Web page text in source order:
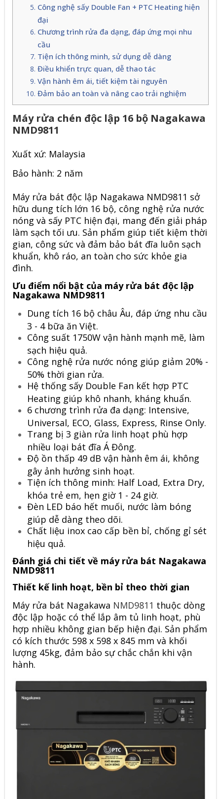
Công nghệ sấy Double Fan + PTC Heating hiện
đại
Chương trình rửa đa dạng, đáp ứng mọi nhu
cầu
Tiện ích thông minh, sử dụng dễ dàng
Điều khiển trực quan, dễ thao tác
Vận hành êm ái, tiết kiệm tài nguyên
Đảm bảo an toàn và nâng cao trải nghiệm
Máy rửa chén độc lập 16 bộ Nagakawa
NMD9811
Xuất xứ: Malaysia
Bảo hành: 2 năm
Máy rửa bát độc lập Nagakawa NMD9811 sở
hữu dung tích lớn 16 bộ, công nghệ rửa nước
nóng và sấy PTC hiện đại, mang đến giải pháp
làm sạch tối ưu. Sản phẩm giúp tiết kiệm thời
gian, công sức và đảm bảo bát đĩa luôn sạch
khuẩn, khô ráo, an toàn cho sức khỏe gia
đình.
Ưu điểm nổi bật của máy rửa bát độc lập
Nagakawa NMD9811
Dung tích 16 bộ châu Âu, đáp ứng nhu cầu
3 - 4 bữa ăn Việt.
Công suất 1750W vận hành mạnh mẽ, làm
sạch hiệu quả.
Công nghệ rửa nước nóng giúp giảm 20% -
50% thời gian rửa.
Hệ thống sấy Double Fan kết hợp PTC
Heating giúp khô nhanh, kháng khuẩn.
6 chương trình rửa đa dạng: Intensive,
Universal, ECO, Glass, Express, Rinse Only.
Trang bị 3 giàn rửa linh hoạt phù hợp
nhiều loại bát đĩa Á Đông.
Độ ồn thấp 49 dB vận hành êm ái, không
gây ảnh hưởng sinh hoạt.
Tiện ích thông minh: Half Load, Extra Dry,
khóa trẻ em, hẹn giờ 1 - 24 giờ.
Đèn LED báo hết muối, nước làm bóng
giúp dễ dàng theo dõi.
Chất liệu inox cao cấp bền bỉ, chống gỉ sét
hiệu quả.
Đánh giá chi tiết về máy rửa bát Nagakawa
NMD9811
Thiết kế linh hoạt, bền bỉ theo thời gian
Máy rửa bát Nagakawa NMD9811 thuộc dòng
độc lập hoặc có thể lắp âm tủ linh hoạt, phù
hợp nhiều không gian bếp hiện đại. Sản phẩm
có kích thước 598 x 598 x 845 mm và khối
lượng 45kg, đảm bảo sự chắc chắn khi vận
hành.